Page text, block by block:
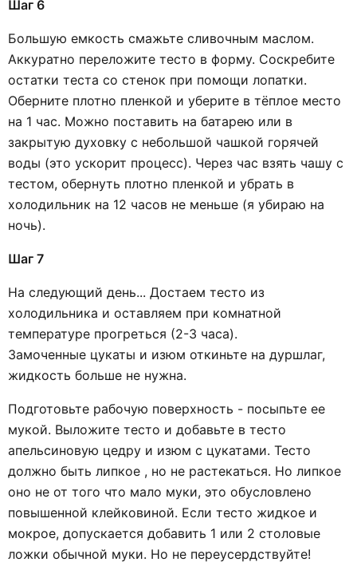
Шаг 6
Большую емкость смажьте сливочным маслом.
Аккуратно переложите тесто в форму. Соскребите
остатки теста со стенок при помощи лопатки.
Оберните плотно пленкой и уберите в тёплое место
на 1 час. Можно поставить на батарею или в
закрытую духовку с небольшой чашкой горячей
воды (это ускорит процесс). Через час взять чашу с
тестом, обернуть плотно пленкой и убрать в
холодильник на 12 часов не меньше (я убираю на
ночь).
Шаг 7
На следующий день... Достаем тесто из
холодильника и оставляем при комнатной
температуре прогреться (2-3 часа).
Замоченные цукаты и изюм откиньте на дуршлаг,
жидкость больше не нужна.
Подготовьте рабочую поверхность - посыпьте ее
мукой. Выложите тесто и добавьте в тесто
апельсиновую цедру и изюм с цукатами. Тесто
должно быть липкое , но не растекаться. Но липкое
оно не от того что мало муки, это обусловлено
повышенной клейковиной. Если тесто жидкое и
мокрое, допускается добавить 1 или 2 столовые
ложки обычной муки. Но не переусердствуйте!